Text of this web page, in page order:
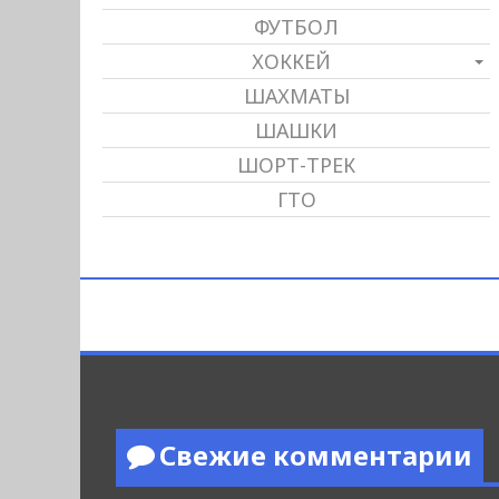
ФУТБОЛ
ХОККЕЙ
ШАХМАТЫ
ШАШКИ
ШОРТ-ТРЕК
ГТО
Свежие комментарии